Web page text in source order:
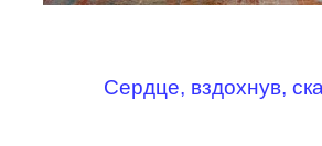
Сердце, вздохнув,